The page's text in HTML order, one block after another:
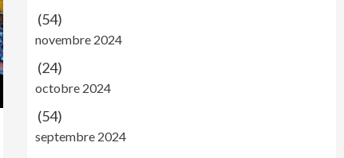
(54)
novembre 2024
(24)
octobre 2024
(54)
septembre 2024